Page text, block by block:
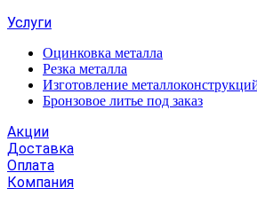
Услуги
Оцинковка металла
Резка металла
Изготовление
Бронзовое литье под заказ
Акции
Доставка
Оплата
Компания